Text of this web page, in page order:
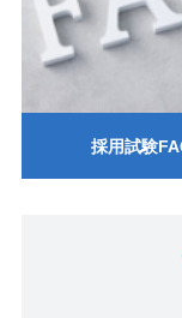
採用試験